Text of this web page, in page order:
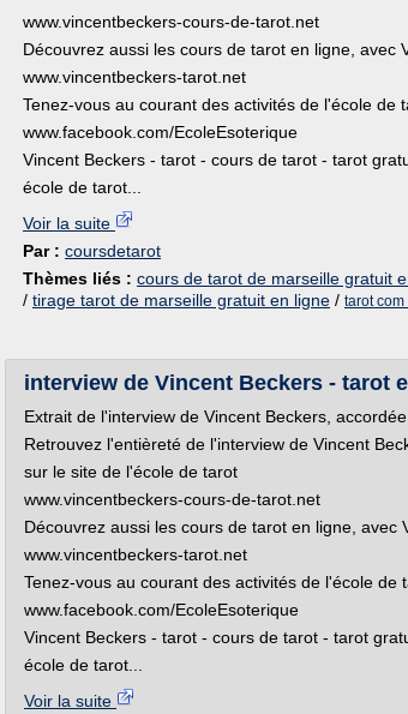
www.vincentbeckers-cours-de-tarot.net
Découvrez aussi les cours de tarot en ligne, avec
www.vincentbeckers-tarot.net
Tenez-vous au courant des activités de l'école de
www.facebook.com/EcoleEsoterique
Vincent Beckers - tarot - cours de tarot - tarot
école de tarot...
Voir la suite
Par : coursdetarot
Thèmes liés : cours de tarot de marseille gratuit
/ tirage tarot de marseille gratuit en ligne / tarot com
interview de Vincent Beckers - tarot
Extrait de l'interview de Vincent Beckers, accordée
Retrouvez l'entièreté de l'interview de Vincent
sur le site de l'école de tarot
www.vincentbeckers-cours-de-tarot.net
Découvrez aussi les cours de tarot en ligne, avec
www.vincentbeckers-tarot.net
Tenez-vous au courant des activités de l'école de
www.facebook.com/EcoleEsoterique
Vincent Beckers - tarot - cours de tarot - tarot
école de tarot...
Voir la suite